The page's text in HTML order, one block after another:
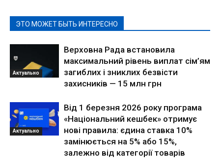
ЭТО МОЖЕТ БЫТЬ ИНТЕРЕСНО
Актуально
Верховна Рада встановила
максимальний рівень виплат сім’ям
загиблих і зниклих безвісти
захисників — 15 млн грн
Актуально
Від 1 березня 2026 року програма
«Національний кешбек» отримує
нові правила: єдина ставка 10%
замінюється на 5% або 15%,
залежно від категорії товарів